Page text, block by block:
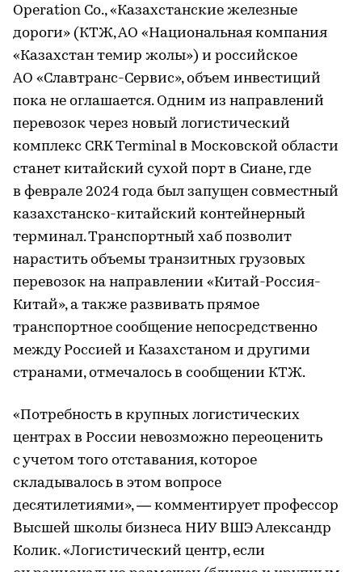
Operation Co., «Казахстанские железные
дороги» (КТЖ, АО «Национальная компания
«Казахстан темир жолы») и российское
АО «Славтранс-Сервис», объем инвестиций
пока не оглашается. Одним из направлений
перевозок через новый логистический
комплекс CRK Terminal в Московской области
станет китайский сухой порт в Сиане, где
в феврале 2024 года был запущен совместный
казахстанско-китайский контейнерный
терминал. Транспортный хаб позволит
нарастить объемы транзитных грузовых
перевозок на направлении «Китай-Россия-
Китай», а также развивать прямое
транспортное сообщение непосредственно
между Россией и Казахстаном и другими
странами, отмечалось в сообщении КТЖ.
«Потребность в крупных логистических
центрах в России невозможно переоценить
с учетом того отставания, которое
складывалось в этом вопросе
десятилетиями», — комментирует профессор
Высшей школы бизнеса НИУ ВШЭ Александр
Колик. «Логистический центр, если